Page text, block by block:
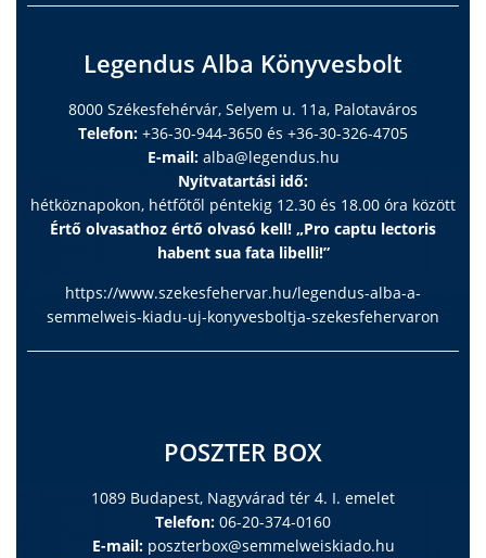
Legendus Alba Könyvesbolt
8000 Székesfehérvár, Selyem u. 11a, Palotaváros
Telefon: +36-30-944-3650 és +36-30-326-4705
E-mail: alba@legendus.hu
Nyitvatartási idő:
hétköznapokon, hétfőtől péntekig 12.30 és 18.00 óra között
Értő olvasathoz értő olvasó kell! „Pro captu lectoris
habent sua fata libelli!”
https://www.szekesfehervar.hu/legendus-alba-a-
semmelweis-kiadu-uj-konyvesboltja-szekesfehervaron
POSZTER BOX
1089 Budapest, Nagyvárad tér 4. I. emelet
Telefon: 06-20-374-0160
E-mail: poszterbox@semmelweiskiado.hu